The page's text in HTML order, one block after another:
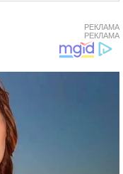
РЕКЛАМА
РЕКЛАМА